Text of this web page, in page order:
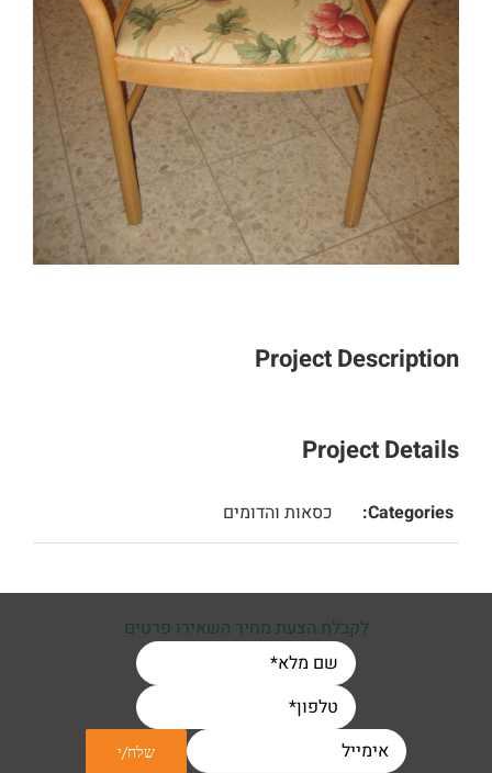
Project Description
Project Details
Categories: כסאות והדומים
לקבלת הצעת מחיר השאירו פרטים